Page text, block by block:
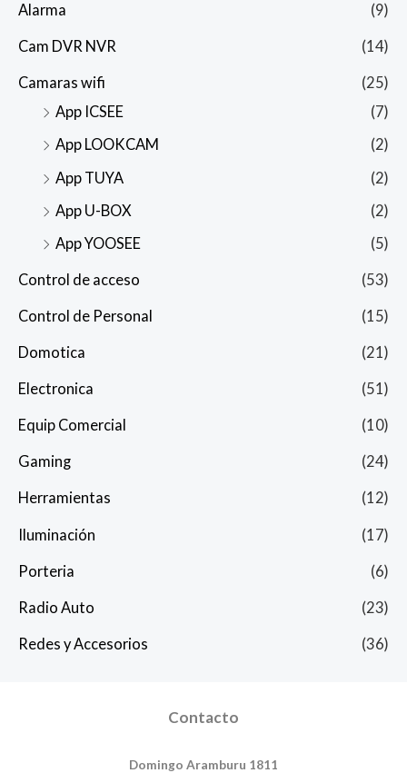
Alarma (9)
Cam DVR NVR (14)
Camaras wifi
(25)
App ICSEE
(7)
App LOOKCAM
(2)
App TUYA
(2)
App U-BOX
(2)
App YOOSEE
(5)
Control de acceso (53)
Control de Personal (15)
Domotica (21)
Electronica (51)
Equip Comercial (10)
Gaming (24)
Herramientas (12)
Iluminación (17)
Porteria (6)
Radio Auto (23)
Redes y Accesorios (36)
Contacto
Domingo Aramburu 1811